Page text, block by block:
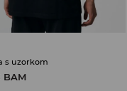
s uzorkom
BAM